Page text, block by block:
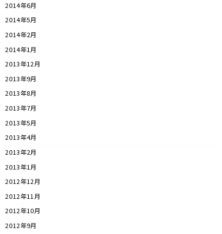
2014年6月
2014年5月
2014年2月
2014年1月
2013年12月
2013年9月
2013年8月
2013年7月
2013年5月
2013年4月
2013年2月
2013年1月
2012年12月
2012年11月
2012年10月
2012年9月